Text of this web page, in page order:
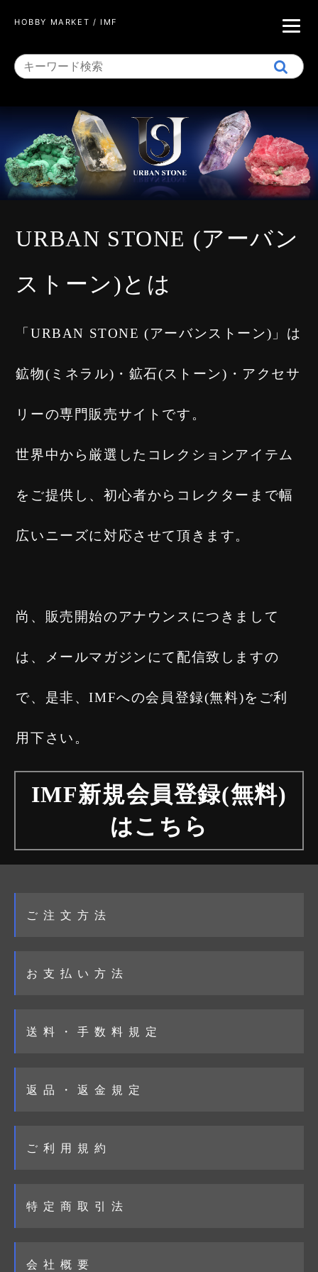
HOBBY MARKET / IMF
URBAN STONE (アーバン
ストーン)とは
「URBAN STONE (アーバンストーン)」は
鉱物(ミネラル)・鉱石(ストーン)・アクセサ
リーの専門販売サイトです。
世界中から厳選したコレクションアイテム
をご提供し、初心者からコレクターまで幅
広いニーズに対応させて頂きます。
尚、販売開始のアナウンスにつきまして
は、メールマガジンにて配信致しますの
で、是非、IMFへの会員登録(無料)をご利
用下さい。
IMF新規会員登録(無料)
はこちら
ご注文方法
お支払い方法
送料・手数料規定
返品・返金規定
ご利用規約
特定商取引法
会社概要